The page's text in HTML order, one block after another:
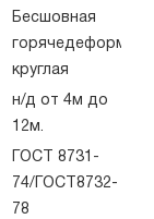
Бесшовная
круглая
н/д от 4м до
12м.
ГОСТ 8731-
74/ГОСТ8732-
78